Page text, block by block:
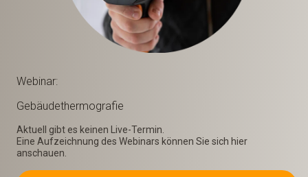
Webinar:
Gebäudethermografie
Aktuell gibt es keinen Live-Termin.
Eine Aufzeichnung des Webinars können Sie sich hier
anschauen.